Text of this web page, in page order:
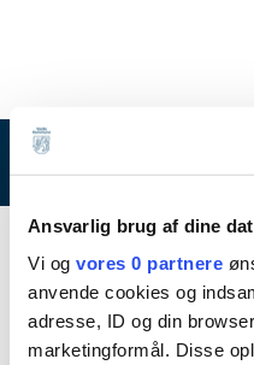
Ansvarlig brug af dine
Vi og vores 0 partnere
anvende cookies og
adresse, ID og din
marketingformål. Disse
Byggegrunde
Projektgrunde